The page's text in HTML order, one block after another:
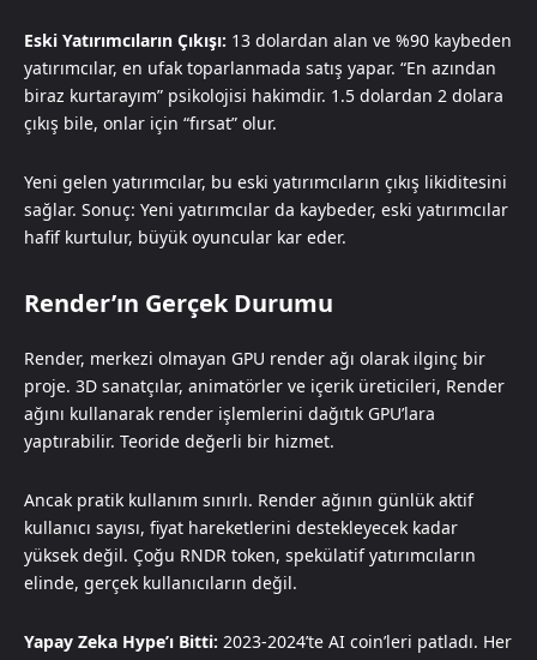
Eski Yatırımcıların Çıkışı: 13 dolardan alan ve %90 kaybeden
yatırımcılar, en ufak toparlanmada satış yapar. “En azından
biraz kurtarayım” psikolojisi hakimdir. 1.5 dolardan 2 dolara
çıkış bile, onlar için “fırsat” olur.
Yeni gelen yatırımcılar, bu eski yatırımcıların çıkış likiditesini
sağlar. Sonuç: Yeni yatırımcılar da kaybeder, eski yatırımcılar
hafif kurtulur, büyük oyuncular kar eder.
Render’ın Gerçek Durumu
Render, merkezi olmayan GPU render ağı olarak ilginç bir
proje. 3D sanatçılar, animatörler ve içerik üreticileri, Render
ağını kullanarak render işlemlerini dağıtık GPU’lara
yaptırabilir. Teoride değerli bir hizmet.
Ancak pratik kullanım sınırlı. Render ağının günlük aktif
kullanıcı sayısı, fiyat hareketlerini destekleyecek kadar
yüksek değil. Çoğu RNDR token, spekülatif yatırımcıların
elinde, gerçek kullanıcıların değil.
Yapay Zeka Hype’ı Bitti: 2023-2024’te AI coin’leri patladı. Her